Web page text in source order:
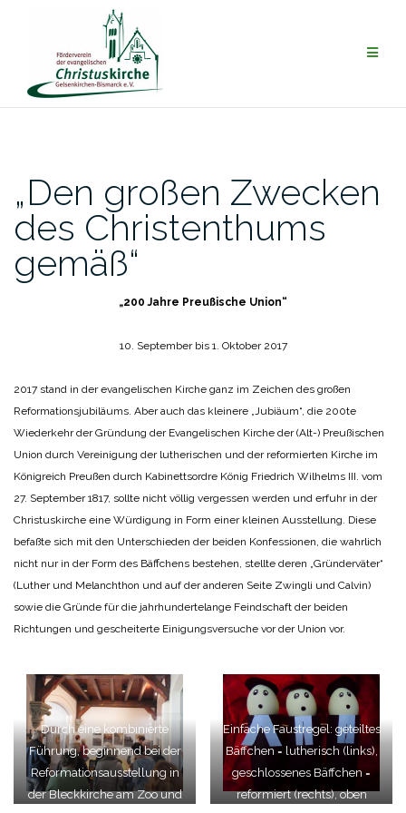
„Den großen Zwecken
des Christenthums
gemäß“
„200 Jahre Preußische Union“
10. September bis 1. Oktober 2017
2017 stand in der evangelischen Kirche ganz im Zeichen des großen
Reformationsjubiläums. Aber auch das kleinere „Jubiäum“, die 200te
Wiederkehr der Gründung der Evangelischen Kirche der (Alt-) Preußischen
Union durch Vereinigung der lutherischen und der reformierten Kirche im
Königreich Preußen durch Kabinettsordre König Friedrich Wilhelms III. vom
27. September 1817, sollte nicht völlig vergessen werden und erfuhr in der
Christuskirche eine Würdigung in Form einer kleinen Ausstellung. Diese
befaßte sich mit den Unterschieden der beiden Konfessionen, die wahrlich
nicht nur in der Form des Bäffchens bestehen, stellte deren „Gründerväter“
(Luther und Melanchthon und auf der anderen Seite Zwingli und Calvin)
sowie die Gründe für die jahrhundertelange Feindschaft der beiden
Richtungen und gescheiterte Einigungsversuche vor der Union vor.
Durch eine kombinierte
Führung, beginnend bei der
Reformationsausstellung in
der Bleckkirche am Zoo und
Einfache Faustregel: geteiltes
Bäffchen = lutherisch (links),
geschlossenes Bäffchen =
reformiert (rechts), oben